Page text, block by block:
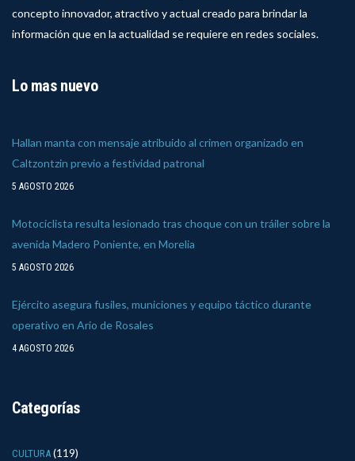
concepto innovador, atractivo y actual creado para brindar la
información que en la actualidad se requiere en redes sociales.
Lo mas nuevo
Hallan manta con mensaje atribuido al crimen organizado en
Caltzontzin previo a festividad patronal
5 AGOSTO 2026
Motociclista resulta lesionado tras choque con un tráiler sobre la
avenida Madero Poniente, en Morelia
5 AGOSTO 2026
Ejército asegura fusiles, municiones y equipo táctico durante
operativo en Ario de Rosales
4 AGOSTO 2026
Categorías
CULTURA (119)